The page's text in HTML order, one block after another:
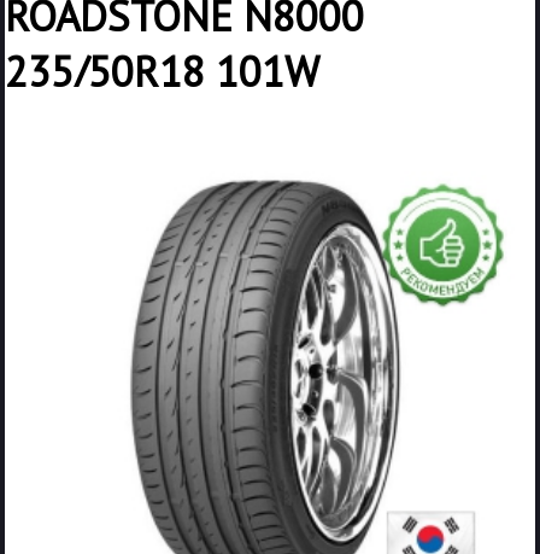
ROADSTONE N8000
235/50R18 101W